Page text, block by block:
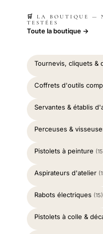
🛒 LA BOUTIQUE —
TESTÉES
Toute la boutique →
Tournevis, cliquets &
Coffrets d'outils
Servantes & établis
Perceuses &
Pistolets à peinture
Aspirateurs d'atelier
Rabots électriques (15)
Pistolets à colle &